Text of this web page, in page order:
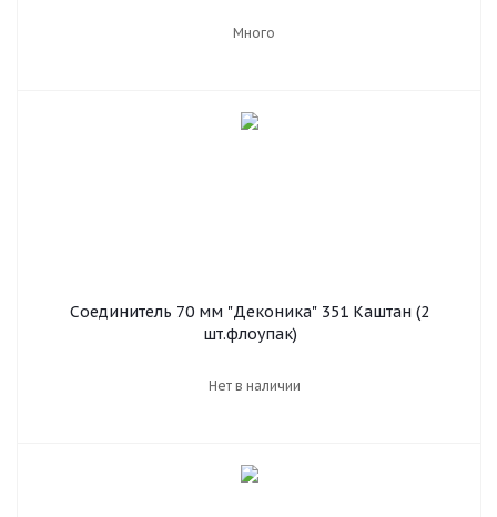
Много
Соединитель 70 мм "Деконика" 351 Каштан (2
шт.флоупак)
Нет в наличии